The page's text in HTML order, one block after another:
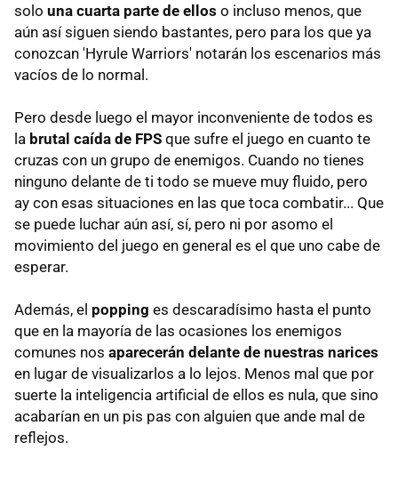
solo una cuarta parte de ellos o incluso menos, que
aún así siguen siendo bastantes, pero para los que ya
conozcan 'Hyrule Warriors' notarán los escenarios más
vacíos de lo normal.
Pero desde luego el mayor inconveniente de todos es
la brutal caída de FPS que sufre el juego en cuanto te
cruzas con un grupo de enemigos. Cuando no tienes
ninguno delante de ti todo se mueve muy fluido, pero
ay con esas situaciones en las que toca combatir... Que
se puede luchar aún así, sí, pero ni por asomo el
movimiento del juego en general es el que uno cabe de
esperar.
Además, el popping es descaradísimo hasta el punto
que en la mayoría de las ocasiones los enemigos
comunes nos aparecerán delante de nuestras narices
en lugar de visualizarlos a lo lejos. Menos mal que por
suerte la inteligencia artificial de ellos es nula, que sino
acabarían en un pis pas con alguien que ande mal de
reflejos.